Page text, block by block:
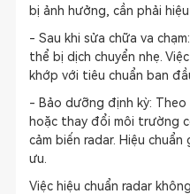
bị ảnh hưởng, cần phải hiệu
- Sau khi sửa chữa va
thể bị dịch chuyển nhẹ.
khớp với tiêu chuẩn ban
- Bảo dưỡng định kỳ:
hoặc thay đổi môi trường
cảm biến radar. Hiệu
ưu.
Việc hiệu chuẩn radar